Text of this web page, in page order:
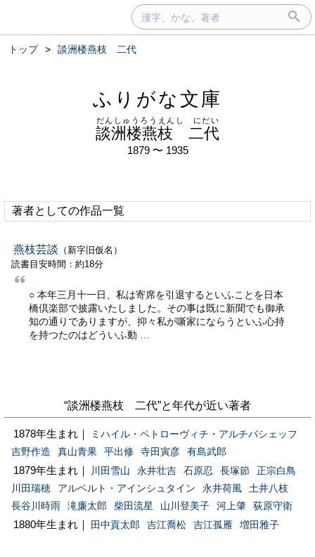
トップ > 談洲楼燕枝 二代
ふりがな文庫
談洲楼燕枝 二代
だんしゅうろうえんし にだい
1879 〜 1935
著者としての作品一覧
燕枝芸談 （新字旧仮名）
読書目安時間：約18分
○ 本年三月十一日、私は寄席を引退するといふことを日本
橋倶楽部で披露いたしました。その事は既に新聞でも御承
知の通りでありますが、抑々私が噺家にならうといふ心持
を持つたのはどういふ動 …
“談洲楼燕枝 二代”と年代が近い著者
1878年生まれ｜
ミハイル・ペトローヴィチ・アルチバシェッフ
吉野作造
真山青果 平出修 寺田寅彦 有島武郎
1879年生まれ｜ 川田雪山 永井壮吉 石原忍 長塚節
正宗白鳥
川田瑞穂
アルベルト・アインシュタイン 永井荷風
土井八枝
長谷川時雨
滝廉太郎 柴田流星 山川登美子 河上肇 荻原守衛
1880年生まれ｜ 田中貢太郎 吉江喬松 吉江孤雁 増田雅子